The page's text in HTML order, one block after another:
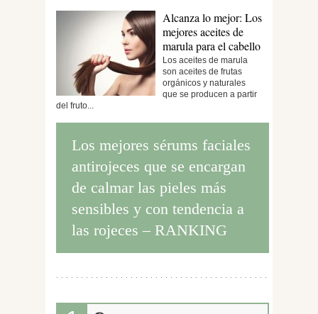
Alcanza lo mejor: Los
mejores aceites de
marula para el cabello
Los aceites de marula
son aceites de frutas
orgánicos y naturales
que se producen a partir
del fruto...
Los mejores sérums faciales
antirojeces que se encargan
de calmar las pieles más
sensibles y con tendencia a
las rojeces – RANKING